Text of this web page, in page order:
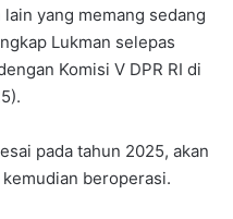
yang memang sedang
Lukman selepas
Komisi V DPR RI di
pada tahun 2025, akan
beroperasi.